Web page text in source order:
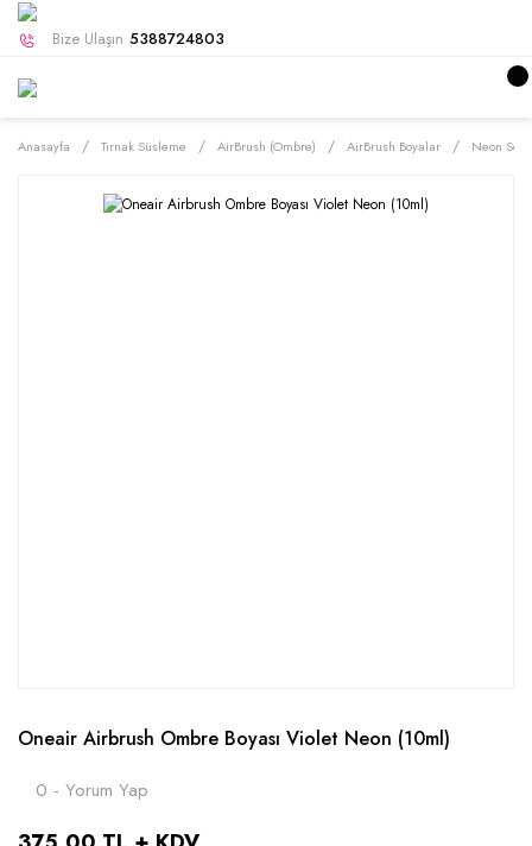
Bize Ulaşın 5388724803
Anasayfa Tırnak Süsleme AirBrush (Ombre) AirBrush Boyalar Neon
Oneair Airbrush Ombre Boyası Violet Neon (10ml)
0 - Yorum Yap